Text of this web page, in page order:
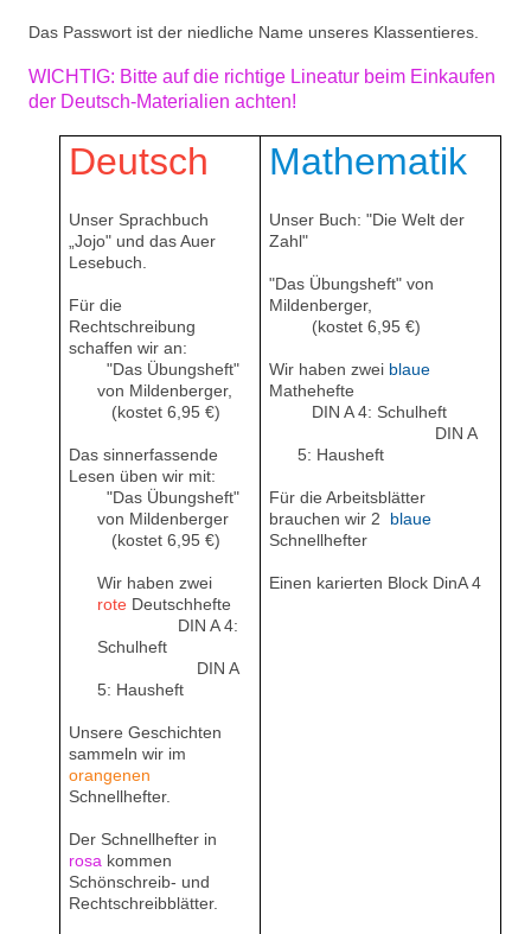
Das Passwort ist der niedliche Name unseres Klassentieres.
WICHTIG: Bitte auf die richtige Lineatur beim Einkaufen
der Deutsch-Materialien achten!
Deutsch
Unser Sprachbuch
„Jojo" und das Auer
Lesebuch.
Für die
Rechtschreibung
schaffen wir an:
"Das Übungsheft"
von Mildenberger,
(kostet 6,95 €)
Das sinnerfassende
Lesen üben wir mit:
"Das Übungsheft"
von Mildenberger
(kostet 6,95 €)
Wir haben zwei
rote Deutschhefte
DIN A 4:
Schulheft
DIN A
5: Hausheft
Unsere Geschichten
sammeln wir im
orangenen
Schnellhefter.
Der Schnellhefter in
rosa kommen
Schönschreib- und
Rechtschreibblätter.
Mathematik
Unser Buch: "Die Welt der
Zahl"
"Das Übungsheft" von
Mildenberger,
(kostet 6,95 €)
Wir haben zwei blaue
Mathehefte
DIN A 4: Schulheft
DIN A
5: Hausheft
Für die Arbeitsblätter
brauchen wir 2 blaue
Schnellhefter
Einen karierten Block DinA 4